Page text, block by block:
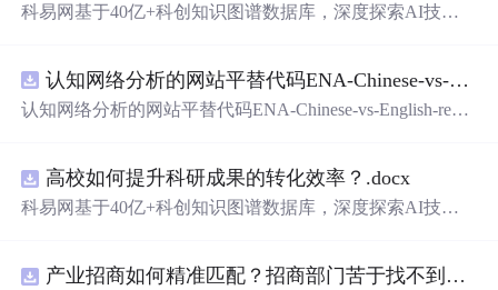
科易网基于40亿+科创知识图谱数据库，深度探索AI技术
新领域的AI+数智化解决方案，推动科技创新与产业创新
智能化发展。
认知网络分析的网站平替代码ENA-Chinese-vs-English-reproducible.zip
认知网络分析的网站平替代码ENA-Chinese-vs-English-repro
高校如何提升科研成果的转化效率？.docx
科易网基于40亿+科创知识图谱数据库，深度探索AI技术
新领域的AI+数智化解决方案，推动科技创新与产业创新产业招商如何精准匹配？招商部门苦于找不到符合产业链补链强链方向的目标企业怎么办？.docx